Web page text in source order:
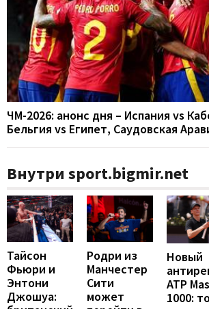
ЧМ-2026: анонс дня – Испания vs
Бельгия vs Египет, Саудовская
Внутри sport.bigmir.net
Тайсон
Фьюри и
Энтони
Джошуа:
Родри из
Манчестер
Сити
может
Новый
ATP
1000: